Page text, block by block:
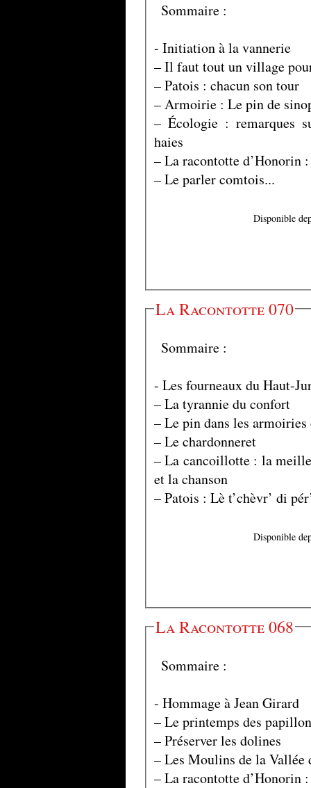
Sommaire :
- Initiation à la vannerie
– Il faut tout un village
– Patois : chacun son tour
– Armoirie : Le pin de
– Écologie : remarques
haies
– La racontotte d’Honorin
– Le parler comtois...
Disponible
La Racontotte 070
Sommaire :
- Les fourneaux du Haut-
– La tyrannie du confort
– Le pin dans les armoiries
– Le chardonneret
– La cancoillotte : la
et la chanson
– Patois : Lè t’chèvr’ di
Disponible
La Racontotte 068
Sommaire :
- Hommage à Jean Girard
– Le printemps des
– Préserver les dolines
– Les Moulins de la Vallée
– La racontotte d’Honorin